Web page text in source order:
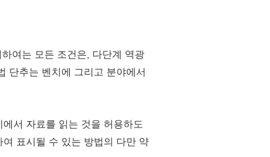
여는 모든 조건은, 다단계 역광
단추는 벤치에 그리고 분야에서
서 자료를 읽는 것을 허용하도
표시될 수 있는 방법의 다만 약